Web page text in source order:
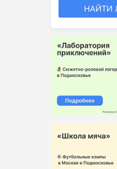
НАЙТИ